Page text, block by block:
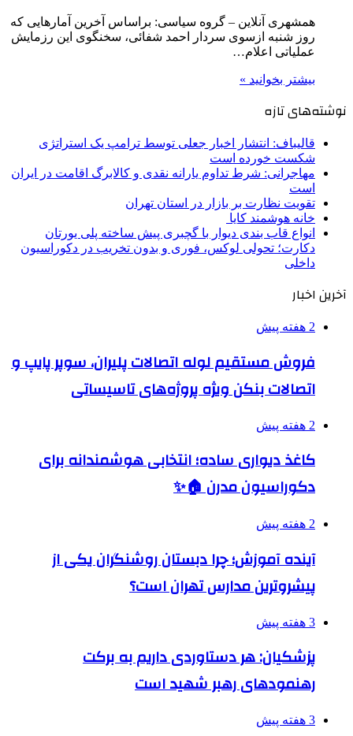
همشهری آنلاین – گروه سیاسی: براساس آخرین آمارهایی که
روز شنبه ازسوی سردار احمد شفائی، سخنگوی این رزمایش
عملیاتی اعلام…
بیشتر بخوانید »
نوشته‌های تازه
قالیباف: انتشار اخبار جعلی توسط ترامپ یک استراتژی
شکست خورده است
مهاجرانی: شرط تداوم یارانه نقدی و کالابرگ اقامت در ایران
است
تقویت نظارت بر بازار در استان تهران
خانه هوشمند کایا
انواع قاب بندی دیوار با گچبری پیش ساخته پلی یورتان
دکارت؛ تحولی لوکس، فوری و بدون تخریب در دکوراسیون
داخلی
آخرین اخبار
2 هفته پیش
فروش مستقیم لوله اتصالات پلیران، سوپر پایپ و
اتصالات بنکن ویژه پروژه‌های تاسیساتی
2 هفته پیش
کاغذ دیواری ساده؛ انتخابی هوشمندانه برای
دکوراسیون مدرن 🏠✨
2 هفته پیش
آینده آموزش؛ چرا دبستان روشنگران یکی از
پیشروترین مدارس تهران است؟
3 هفته پیش
پزشکیان: هر دستاوردی داریم به برکت
رهنمودهای رهبر شهید است
3 هفته پیش